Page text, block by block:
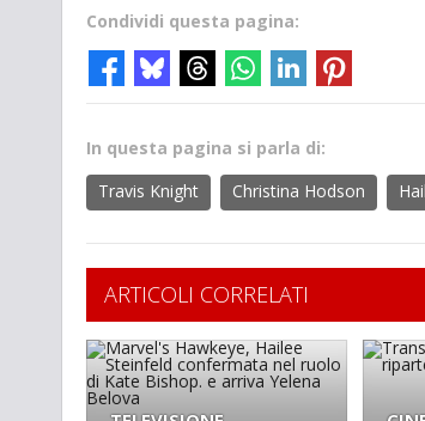
Condividi questa pagina:
In questa pagina si parla di:
Travis Knight
Christina Hodson
ARTICOLI CORRELATI